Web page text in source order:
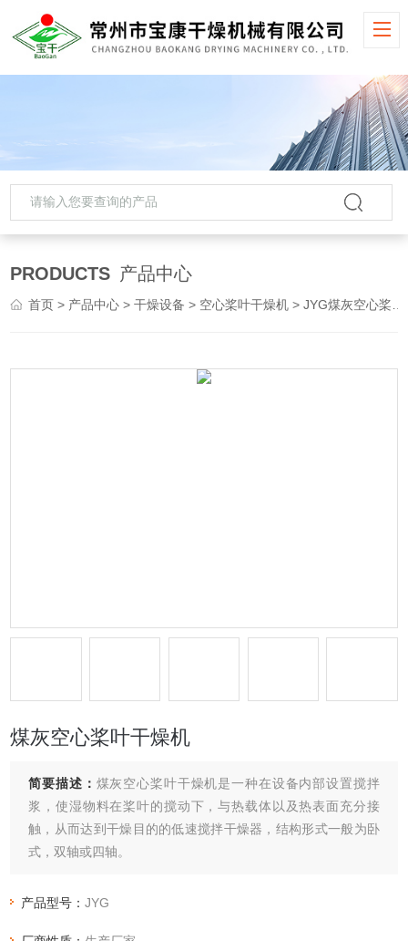
PRODUCTS 产品中心
首页 > 产品中心 >干燥设备 > 空心桨叶干燥机 > JYG煤灰空心桨叶干燥机
煤灰空心桨叶干燥机
简要描述： 煤灰空心桨叶干燥机是一种在设备内部设置搅拌
浆，使湿物料在桨叶的搅动下，与热载体以及热表面充分接
触，从而达到干燥目的的低速搅拌干燥器，结构形式一般为卧
式，双轴或四轴。
产品型号：JYG